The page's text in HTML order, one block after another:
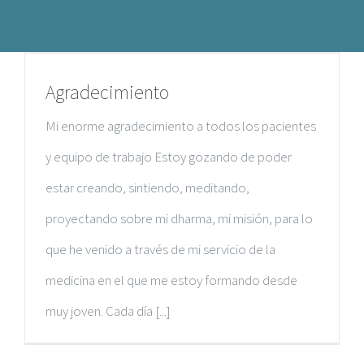
Agradecimiento
Mi enorme agradecimiento a todos los pacientes
y equipo de trabajo Estoy gozando de poder
estar creando, sintiendo, meditando,
proyectando sobre mi dharma, mi misión, para lo
que he venido a través de mi servicio de la
medicina en el que me estoy formando desde
muy joven. Cada día [...]